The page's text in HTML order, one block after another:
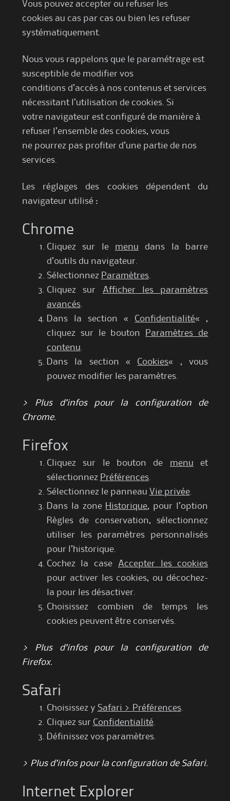
Vous pouvez accepter ou refuser les
cookies au cas par cas ou bien les refuser
systématiquement.
Nous vous rappelons que le paramétrage est
susceptible de modifier vos
conditions d’accès à nos contenus et services
nécessitant l’utilisation de cookies. Si
votre navigateur est configuré de manière à
refuser l’ensemble des cookies, vous
ne pourrez pas profiter d’une partie de nos
services.
Les réglages des cookies dépendent du
navigateur utilisé :
Chrome
Cliquez sur le menu dans la barre
d’outils du navigateur.
Sélectionnez Paramètres.
Cliquez sur Afficher les paramètres
avancés.
Dans la section « Confidentialité« ,
cliquez sur le bouton
Paramètres de
contenu.
Dans la section « Cookies« , vous
pouvez modifier les paramètres.
> Plus d’infos pour la configuration de
Chrome.
Firefox
Cliquez sur le bouton de menu et
sélectionnez Préférences.
Sélectionnez le panneau Vie privée.
Dans la zone Historique, pour l’option
Règles de conservation, sélectionnez
utiliser les paramètres personnalisés
pour l’historique.
Cochez la case Accepter les cookies
pour activer les cookies, ou décochez-
la pour les désactiver.
Choisissez combien de temps les
cookies peuvent être conservés.
> Plus d’infos pour la configuration de
Firefox.
Safari
Choisissez y Safari > Préférences.
Cliquez sur Confidentialité.
Définissez vos paramètres.
> Plus d’infos pour la configuration de Safari.
Internet Explorer